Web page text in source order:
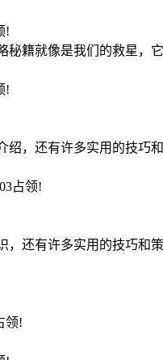
!
秘籍就像是我们的救星
!
，还有许多实用的技
占领!
，还有许多实用的技巧
领!